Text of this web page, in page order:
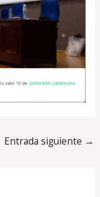
Entrada siguiente →